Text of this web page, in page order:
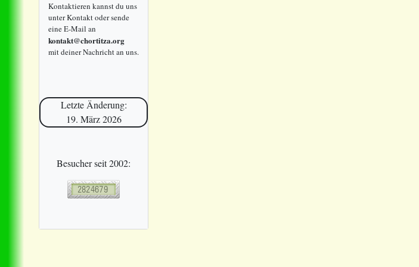
Kontaktieren kannst du uns
unter Kontakt oder sende
eine E-Mail an
kontakt@chortitza.org
mit deiner Nachricht an uns.
Letzte Änderung:
19. März 2026
Besucher seit 2002: